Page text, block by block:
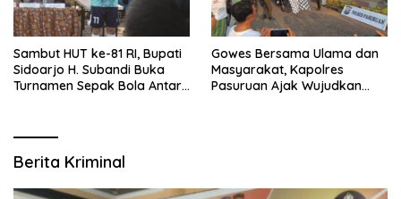
Sambut HUT ke-81 RI, Bupati
Sidoarjo H. Subandi Buka
Turnamen Sepak Bola Antar
Gowes Bersama Ulama dan
Masyarakat, Kapolres
Pasuruan Ajak Wujudkan
Berita Kriminal